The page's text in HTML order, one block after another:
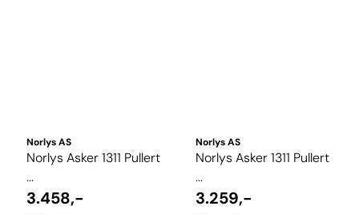
Norlys AS
Norlys Asker 1311 Pullert
...
3.458,-
Norlys AS
Norlys Asker 1311 Pullert
...
3.259,-